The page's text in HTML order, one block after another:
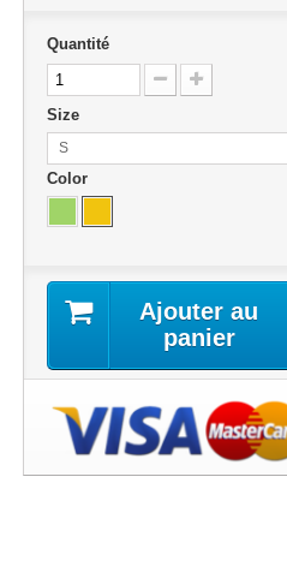
Quantité
Size
S
Color
Ajouter au
panier